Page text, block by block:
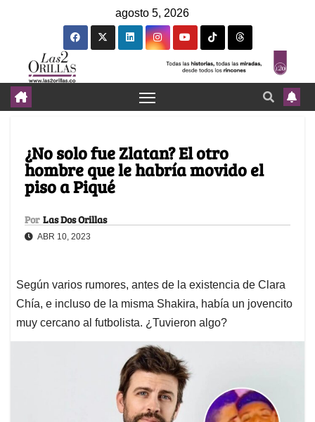
agosto 5, 2026
¿No solo fue Zlatan? El otro
hombre que le habría movido el
piso a Piqué
Por Las Dos Orillas
ABR 10, 2023
Según varios rumores, antes de la existencia de Clara
Chía, e incluso de la misma Shakira, había un jovencito
muy cercano al futbolista. ¿Tuvieron algo?